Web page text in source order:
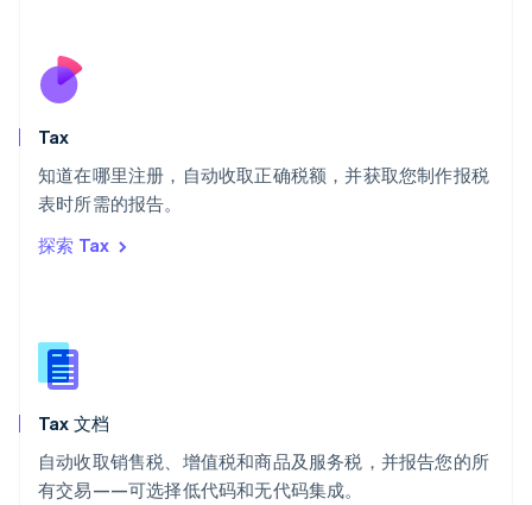
Tax
知道在哪里注册，自动收取正确税额，并获取您制作报税
表时所需的报告。
探索 Tax
Tax 文档
自动收取销售税、增值税和商品及服务税，并报告您的所
有交易——可选择低代码和无代码集成。
English
斯洛伐克
泰国
ไทยEnglish
English
English
新西兰
匈牙利
意大利
ItalianoEnglish